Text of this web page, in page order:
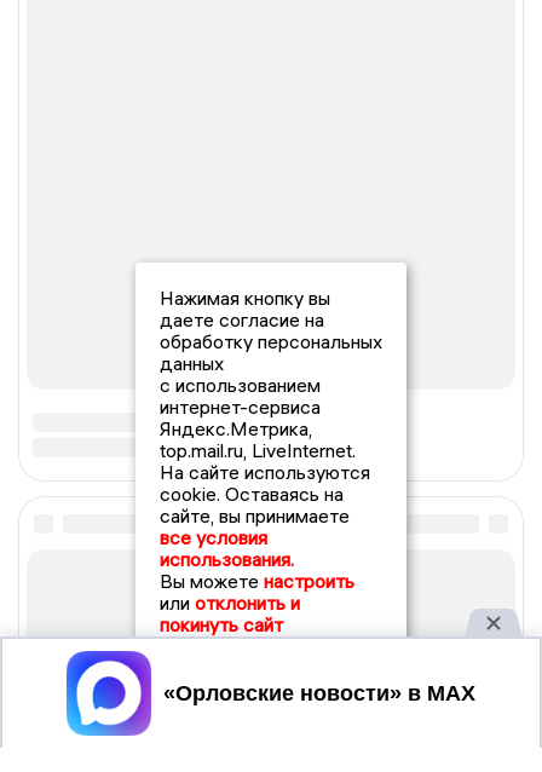
Нажимая кнопку вы
даете согласие на
обработку персональных
данных
с использованием
интернет-сервиса
Яндекс.Метрика,
top.mail.ru, LiveInternet.
На сайте используются
cookie. Оставаясь на
сайте, вы принимаете
все условия
использования.
Вы можете настроить
или отклонить и
покинуть сайт
Принять